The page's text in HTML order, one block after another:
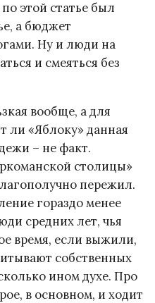
этой статье был
а бюджет
Ну и люди на
и смеяться без
вообще, а для
ли «Яблоку» данная
– не факт.
столицы»
пережил.
гораздо менее
средних лет, чья
время, если выжили,
собственных
ином духе. Про
в основном, и ходит